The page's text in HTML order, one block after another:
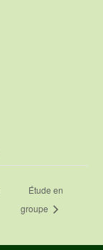
Étude en
groupe